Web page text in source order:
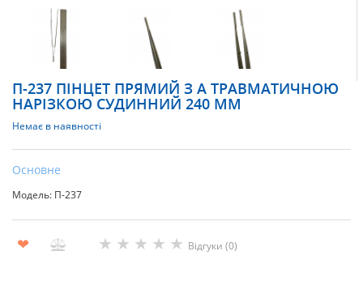
П-237 ПІНЦЕТ ПРЯМИЙ З А ТРАВМАТИЧНОЮ
НАРІЗКОЮ СУДИННИЙ 240 ММ
Немає в наявності
Основне
Модель: П-237
❤ ★ ★ ★ ★ ★ Відгуки (0)